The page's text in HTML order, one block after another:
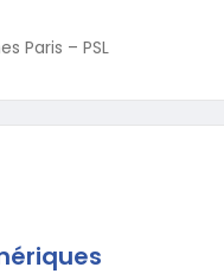
Paris – PSL